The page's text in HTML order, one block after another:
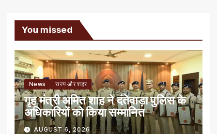
You missed
News राज्य और शहर
गृह मंत्री अमित शाह ने दंतेवाड़ा पुलिस के
अधिकारियों को किया सम्मानित
AUGUST 6, 2026